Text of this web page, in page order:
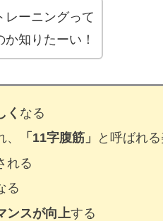
レーニングって
知りたーい！
く なる
「11字腹筋」
と呼ばれ
れる
る
ンスが向上する